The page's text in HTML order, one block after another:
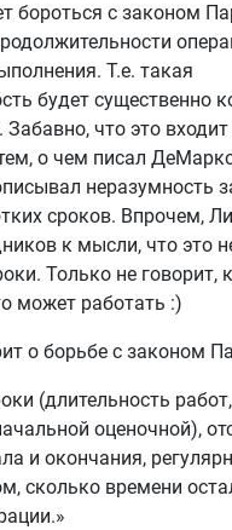
бороться с законом
Т.е. такая
будет существенно
что это
о чем писал
неразумность
сроков. Впрочем,
к мысли, что это
Только не говорит,
может работать :)
о борьбе с законом
(длительность
оценочной),
и окончания,
сколько времени